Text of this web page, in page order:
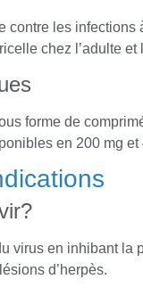
contre les
chez l’adulte et
forme de
en 200 mg et
virus en inhibant
d’herpès.